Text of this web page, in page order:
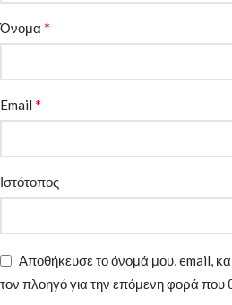
Όνομα *
Email *
Ιστότοπος
Αποθήκευσε το όνομά μου, email,
τον πλοηγό για την επόμενη φορά που